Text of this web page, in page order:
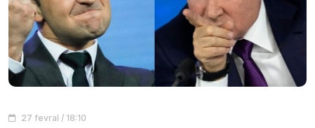
27 fevral / 18:10